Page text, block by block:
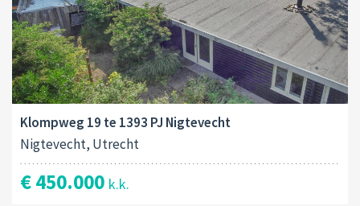
Klompweg 19 te 1393 PJ Nigtevecht
Nigtevecht, Utrecht
€ 450.000 k.k.